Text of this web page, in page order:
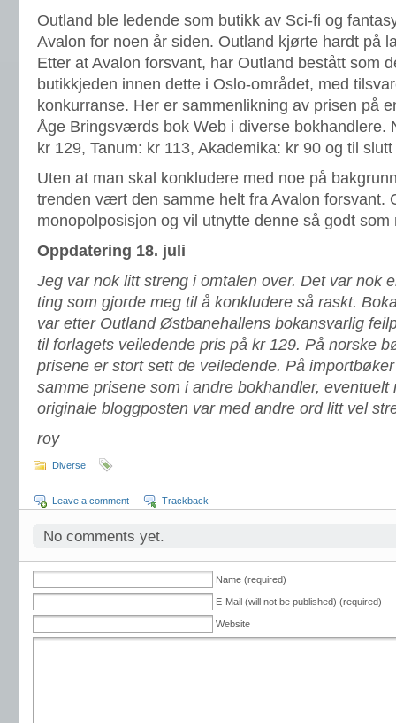
Outland ble ledende som butikk av Sci-fi og
Avalon for noen år siden. Outland kjørte hardt på
Etter at Avalon forsvant, har Outland bestått som
butikkjeden innen dette i Oslo-området, med
konkurranse. Her er sammenlikning av prisen på
Åge Bringsværds bok Web i diverse bokhandlere.
kr 129, Tanum: kr 113, Akademika: kr 90 og til
Uten at man skal konkludere med noe på
trenden vært den samme helt fra Avalon forsvant.
monopolposisjon og vil utnytte denne så godt som
Oppdatering 18. juli
Jeg var nok litt streng i omtalen over. Det var nok
ting som gjorde meg til å konkludere så raskt.
var etter Outland Østbanehallens bokansvarlig
til forlagets veiledende pris på kr 129. På norske
prisene er stort sett de veiledende. På
samme prisene som i andre bokhandler, eventuelt
originale bloggposten var med andre ord litt vel
roy
Diverse
Leave a comment Trackback
No comments yet.
Name (required)
E-Mail (will not be published) (required)
Website